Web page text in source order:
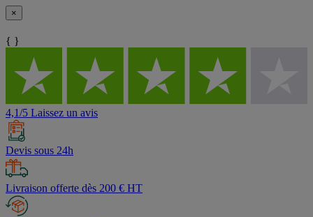
×
{ }
4,1/5 Laissez un avis
Devis sous 24h
Livraison offerte dès 200 € HT